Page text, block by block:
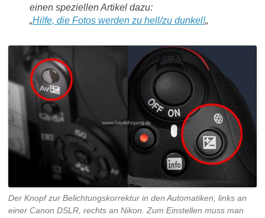
einen speziellen Artikel dazu:
„Hilfe, die Fotos werden zu hell/zu dunkel!„
Der Knopf zur Belichtungskorrektur in den Automatiken, links an
einer Canon DSLR, rechts an Nikon. Zum Einstellen muss man